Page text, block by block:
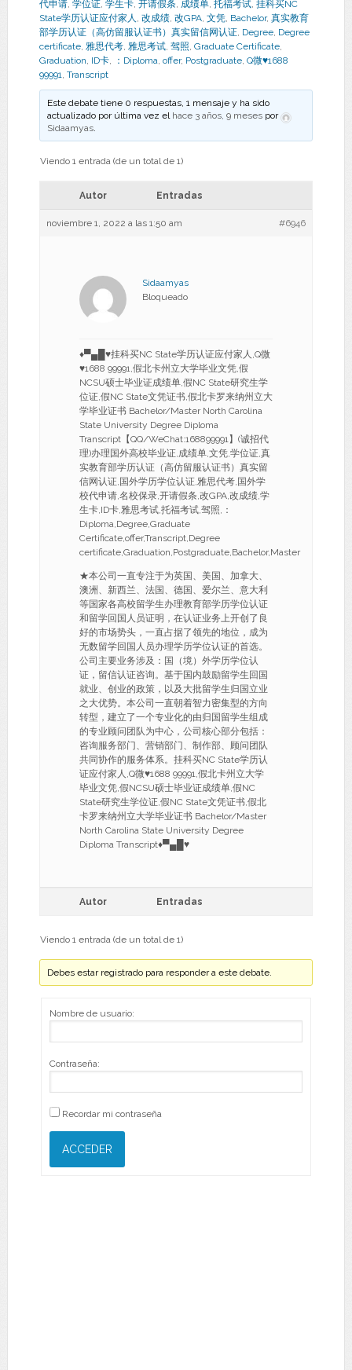
代申请, 学位证, 学生卡, 开请假条, 成绩单, 托福考试, 挂科买NC
State学历认证应付家人 , 改成绩, 改GPA, 文凭, Bachelor, 真实教育
部学历认证（高仿留服认证书）真实留信网认证, Degree, Degree
certificate, 雅思代考, 雅思考试, 驾照, Graduate Certificate,
Graduation, ID卡, ：Diploma, offer, Postgraduate, Q微♥1688
99991, Transcript
Este debate tiene 0 respuestas, 1 mensaje y ha sido
actualizado por última vez el hace 3 años, 9 meses por
Sidaamyas.
Viendo 1 entrada (de un total de 1)
Autor Entradas
noviembre 1, 2022 a las 1:50 am #6946
Sidaamyas
Bloqueado
♦▀▄█♥挂科买NC State学历认证应付家人,Q微
♥1688 99991,假北卡州立大学毕业文凭,假
NCSU硕士毕业证成绩单,假NC State研究生学
位证,假NC State文凭证书,假北卡罗来纳州立大
学毕业证书 Bachelor/Master North Carolina
State University Degree Diploma
Transcript【QQ/WeChat:168899991】(诚招代
理)办理国外高校毕业证,成绩单,文凭,学位证,真
实教育部学历认证（高仿留服认证书）真实留
信网认证,国外学历学位认证,雅思代考,国外学
校代申请,名校保录,开请假条,改GPA,改成绩,学
生卡,ID卡,雅思考试,托福考试,驾照,：
Diploma,Degree,Graduate
Certificate,offer,Transcript,Degree
certificate,Graduation,Postgraduate,Bachelor,Master
★本公司一直专注于为英国、美国、加拿大、
澳洲、新西兰、法国、德国、爱尔兰、意大利
等国家各高校留学生办理教育部学历学位认证
和留学回国人员证明，在认证业务上开创了良
好的市场势头，一直占据了领先的地位，成为
无数留学回国人员办理学历学位认证的首选。
公司主要业务涉及：国（境）外学历学位认
证，留信认证咨询。基于国内鼓励留学生回国
就业、创业的政策，以及大批留学生归国立业
之大优势。本公司一直朝着智力密集型的方向
转型，建立了一个专业化的由归国留学生组成
的专业顾问团队为中心，公司核心部分包括：
咨询服务部门、营销部门、制作部、顾问团队
共同协作的服务体系。挂科买NC State学历认
证应付家人,Q微♥1688 99991,假北卡州立大学
毕业文凭,假NCSU硕士毕业证成绩单,假NC
State研究生学位证,假NC State文凭证书,假北
卡罗来纳州立大学毕业证书 Bachelor/Master
North Carolina State University Degree
Diploma Transcript♦▀▄█♥
Autor Entradas
Viendo 1 entrada (de un total de 1)
Debes estar registrado para responder a este debate.
Nombre de usuario:
Contraseña:
Recordar mi contraseña
ACCEDER